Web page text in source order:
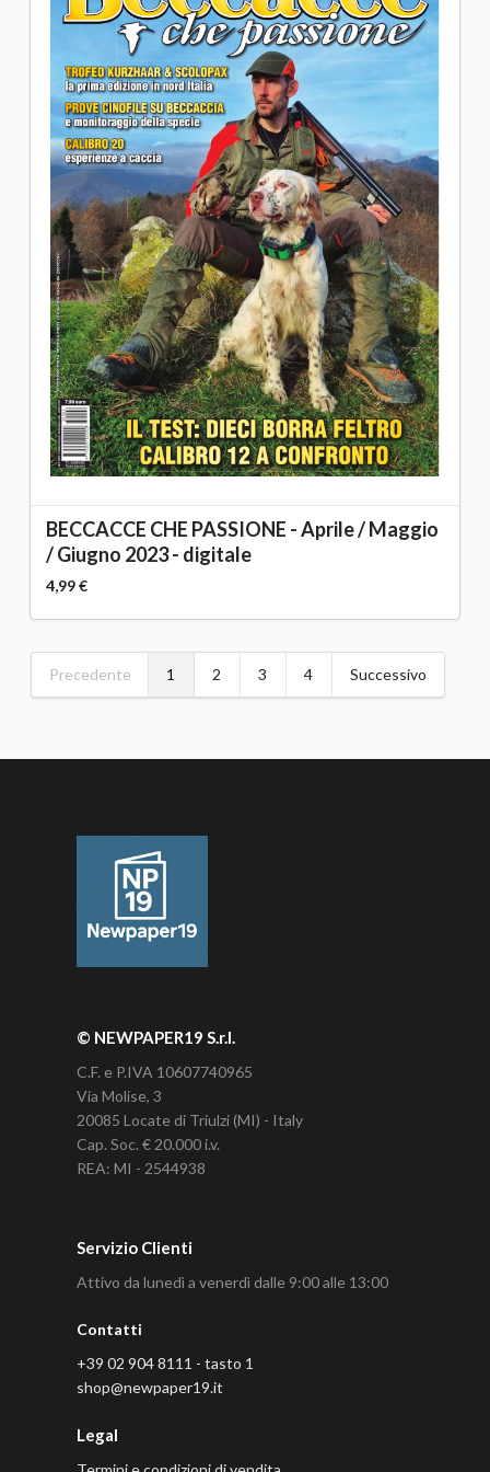
BECCACCE CHE PASSIONE - Aprile / Maggio
/ Giugno 2023 - digitale
4,99 €
Precedente 1 2 3 4 Successivo
© NEWPAPER19 S.r.l.
C.F. e P.IVA 10607740965
Via Molise, 3
20085 Locate di Triulzi (MI) - Italy
Cap. Soc. € 20.000 i.v.
REA: MI - 2544938
Servizio Clienti
Attivo da lunedì a venerdì dalle 9:00 alle 13:00
Contatti
+39 02 904 8111 - tasto 1
shop@newpaper19.it
Legal